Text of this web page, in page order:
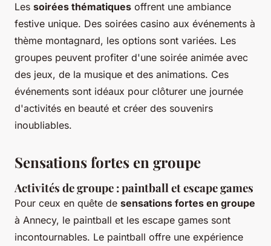
Les soirées thématiques offrent une ambiance
festive unique. Des soirées casino aux événements à
thème montagnard, les options sont variées. Les
groupes peuvent profiter d'une soirée animée avec
des jeux, de la musique et des animations. Ces
événements sont idéaux pour clôturer une journée
d'activités en beauté et créer des souvenirs
inoubliables.
Sensations fortes en groupe
Activités de groupe : paintball et escape games
Pour ceux en quête de sensations fortes en groupe
à Annecy, le paintball et les escape games sont
incontournables. Le paintball offre une expérience